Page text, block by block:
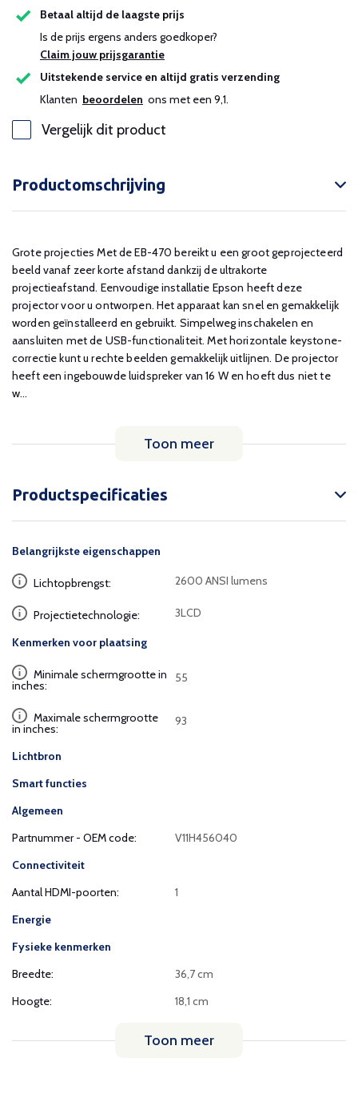
Betaal altijd de laagste prijs
Is de prijs ergens anders goedkoper?
Claim jouw prijsgarantie
Uitstekende service en altijd gratis verzending
Klanten beoordelen ons met een 9,1.
Vergelijk dit product
Productomschrijving
Grote projecties Met de EB-470 bereikt u een groot geprojecteerd
beeld vanaf zeer korte afstand dankzij de ultrakorte
projectieafstand. Eenvoudige installatie Epson heeft deze
projector voor u ontworpen. Het apparaat kan snel en gemakkelijk
worden geïnstalleerd en gebruikt. Simpelweg inschakelen en
aansluiten met de USB-functionaliteit. Met horizontale keystone-
correctie kunt u rechte beelden gemakkelijk uitlijnen. De projector
heeft een ingebouwde luidspreker van 16 W en hoeft dus niet te
w...
Toon meer
Productspecificaties
Belangrijkste eigenschappen
Lichtopbrengst: 2600 ANSI lumens
Projectietechnologie: 3LCD
Kenmerken voor plaatsing
Minimale schermgrootte in
inches:
55
Maximale schermgrootte
in inches:
93
Lichtbron
Smart functies
Algemeen
Partnummer - OEM code:
V11H456040
Connectiviteit
Aantal HDMI-poorten:
1
Energie
Fysieke kenmerken
Breedte:
36,7 cm
Hoogte:
18,1 cm
Toon meer